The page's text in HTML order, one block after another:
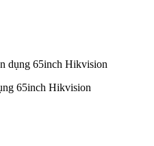
dụng 65inch Hikvision